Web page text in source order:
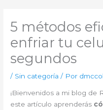
5 métodos
enfriar tu
segundos
/ Sin categoría / Por dmccol
¡Bienvenidos a mi blog de
este artículo aprenderás